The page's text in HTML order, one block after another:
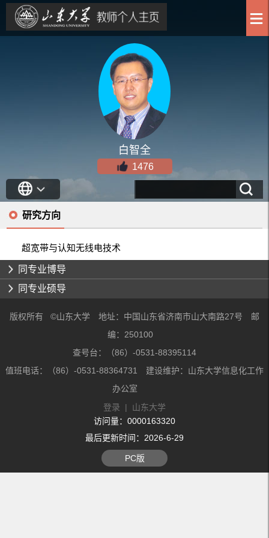
白智全
1476
研究方向
超宽带与认知无线电技术
同专业博导
同专业硕导
版权所有 ©山东大学 地址：中国山东省济南市山大南路27号 邮
编：250100
查号台：（86）-0531-88395114
值班电话：（86）-0531-88364731 建设维护：山东大学信息化工作
办公室
登录 | 山东大学
访问量： 0000163320
最后更新时间： 2026-6-29
PC版